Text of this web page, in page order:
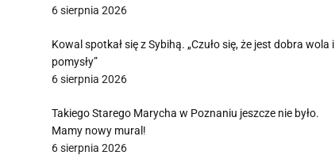
6 sierpnia 2026
Kowal spotkał się z Sybihą. „Czuło się, że jest dobra wola i
pomysły”
6 sierpnia 2026
Takiego Starego Marycha w Poznaniu jeszcze nie było.
Mamy nowy mural!
6 sierpnia 2026